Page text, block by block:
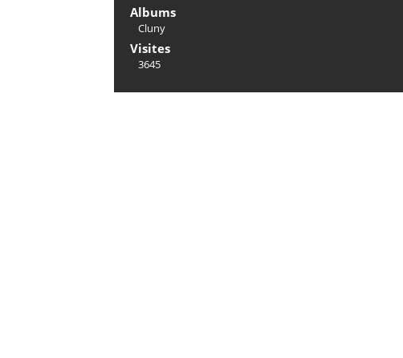
Albums
Cluny
Visites
3645